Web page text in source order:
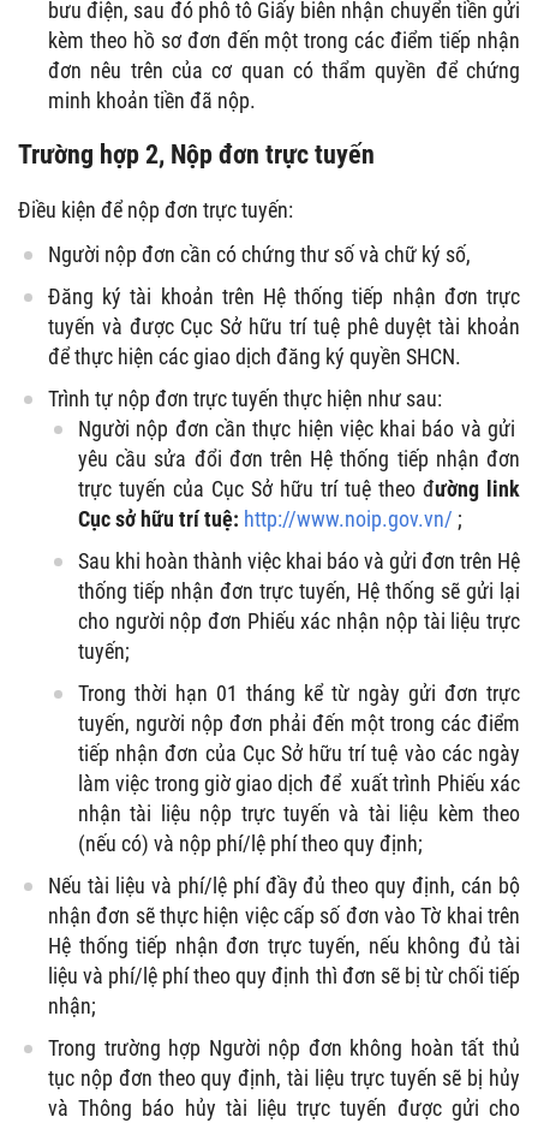
bưu điện, sau đó phô tô Giấy biên nhận chuyển tiền gửi
kèm theo hồ sơ đơn đến một trong các điểm tiếp nhận
đơn nêu trên của cơ quan có thẩm quyền để chứng
minh khoản tiền đã nộp.
Trường hợp 2, Nộp đơn trực tuyến
Điều kiện để nộp đơn trực tuyến:
Người nộp đơn cần có chứng thư số và chữ ký số,
Đăng ký tài khoản trên Hệ thống tiếp nhận đơn trực
tuyến và được Cục Sở hữu trí tuệ phê duyệt tài khoản
để thực hiện các giao dịch đăng ký quyền SHCN.
Trình tự nộp đơn trực tuyến thực hiện như sau:
Người nộp đơn cần thực hiện việc khai báo và gửi
yêu cầu sửa đổi đơn trên Hệ thống tiếp nhận đơn
trực tuyến của Cục Sở hữu trí tuệ theo đường link
Cục sở hữu trí tuệ: http://www.noip.gov.vn/ ;
Sau khi hoàn thành việc khai báo và gửi đơn trên Hệ
thống tiếp nhận đơn trực tuyến, Hệ thống sẽ gửi lại
cho người nộp đơn Phiếu xác nhận nộp tài liệu trực
tuyến;
Trong thời hạn 01 tháng kể từ ngày gửi đơn trực
tuyến, người nộp đơn phải đến một trong các điểm
tiếp nhận đơn của Cục Sở hữu trí tuệ vào các ngày
làm việc trong giờ giao dịch để xuất trình Phiếu xác
nhận tài liệu nộp trực tuyến và tài liệu kèm theo
(nếu có) và nộp phí/lệ phí theo quy định;
Nếu tài liệu và phí/lệ phí đầy đủ theo quy định, cán bộ
nhận đơn sẽ thực hiện việc cấp số đơn vào Tờ khai trên
Hệ thống tiếp nhận đơn trực tuyến, nếu không đủ tài
liệu và phí/lệ phí theo quy định thì đơn sẽ bị từ chối tiếp
nhận;
Trong trường hợp Người nộp đơn không hoàn tất thủ
tục nộp đơn theo quy định, tài liệu trực tuyến sẽ bị hủy
và Thông báo hủy tài liệu trực tuyến được gửi cho